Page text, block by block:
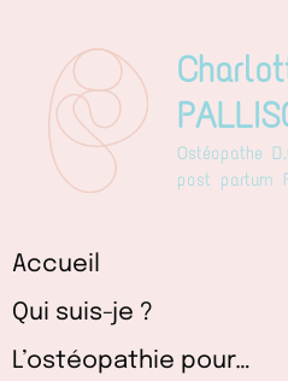
contenu
Ostéopathe
post partum
Accueil
Qui suis-je ?
L’ostéopathie pour…